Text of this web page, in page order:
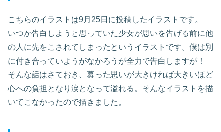
こちらのイラストは9月25日に投稿したイラストです。
いつか告白しようと思っていた少女が思いを告げる前に他
の人に先をこされてしまったというイラストです。僕は別
に付き合っていようがなかろうが全力で告白しますが！
そんな話はさておき、募った思いが大きければ大きいほど
心への負担となり涙となって溢れる。そんなイラストを描
いてこなかったので描きました。